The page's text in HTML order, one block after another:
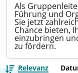
Als
Führung und
Sie jetzt
Chance bieten,
einzubringen
zu fördern.
Relevanz